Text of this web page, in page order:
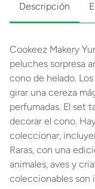
Descripción
Cookeez Makery
peluches sorpresa
cono de helado.
girar una cereza
perfumadas. El set
decorar el cono.
coleccionar,
Raras, con una
animales, aves y
coleccionables son